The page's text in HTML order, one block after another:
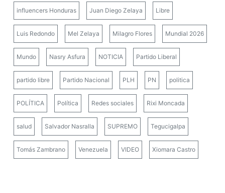
influencers Honduras Juan Diego Zelaya Libre
Luis Redondo Mel Zelaya Milagro Flores Mundial 2026
Mundo Nasry Asfura NOTICIA Partido Liberal
partido libre Partido Nacional PLH PN politica
POLÍTICA Política Redes sociales Rixi Moncada
salud Salvador Nasralla SUPREMO Tegucigalpa
Tomás Zambrano Venezuela VIDEO Xiomara Castro